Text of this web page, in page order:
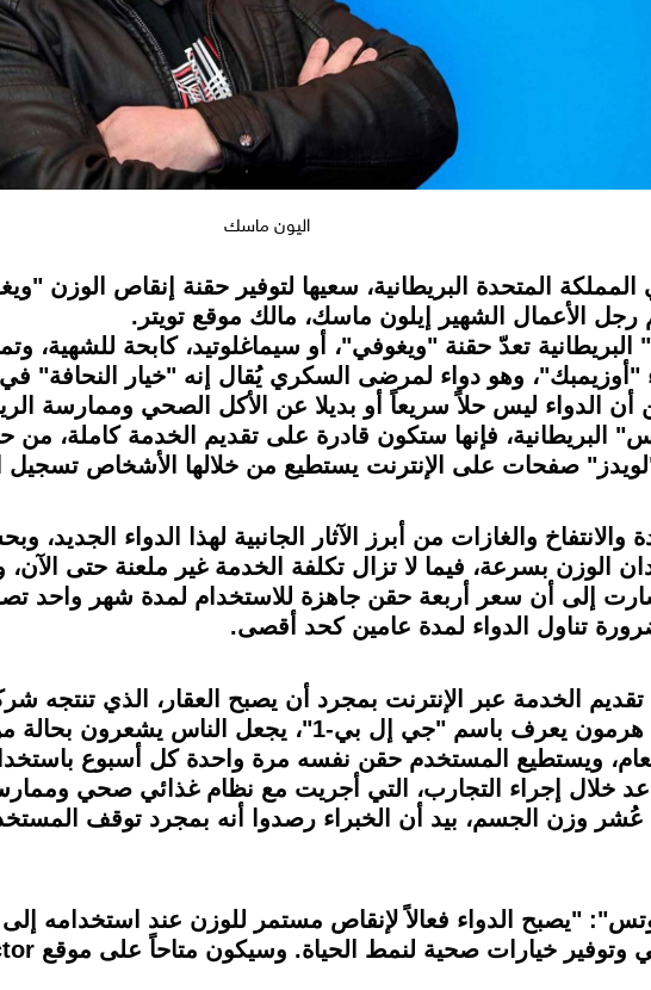
اليون ماسك
المتحدة البريطانية، سعيها لتوفير حقنة إنقاص الوزن
الأعمال الشهير إيلون ماسك، مالك موقع تويتر.
تعدّ حقنة "ويغوفي"، أو سيماغلوتيد، كابحة للشهية،
وهو دواء لمرضى السكري يُقال إنه "خيار النحافة" في
أن الدواء ليس حلاً سريعاً أو بديلا عن الأكل الصحي وممارسة
فإنها ستكون قادرة على تقديم الخدمة كاملة،
صفحات على الإنترنت يستطيع من خلالها الأشخاص تسجيل
والانتفاخ والغازات من أبرز الآثار الجانبية لهذا الدواء
بسرعة، فيما لا تزال تكلفة الخدمة غير ملعنة حتى
إلى أن سعر أربعة حقن جاهزة للاستخدام لمدة شهر واحد تصل إلى 73.25 جنيهاً
تناول الدواء لمدة عامين كحد أقصى.
الخدمة عبر الإنترنت بمجرد أن يصبح العقار، الذي تنتجه
المتحدة، ويحاكي الدواء عمل هرمون يعرف باسم "جي إل
ويستطيع المستخدم حقن نفسه مرة واحدة كل أسبوع
خلال إجراء التجارب، التي أجريت مع نظام غذائي صحي
وزن الجسم، بيد أن الخبراء رصدوا أنه بمجرد توقف
"يصبح الدواء فعالاً لإنقاص مستمر للوزن عند استخدامه